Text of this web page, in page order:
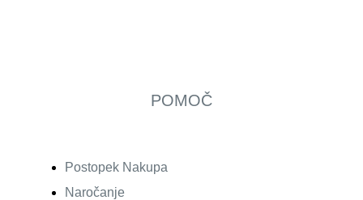
POMOČ
Postopek Nakupa
Naročanje